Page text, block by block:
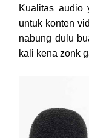
Kualitas audio
untuk konten
nabung dulu
kali kena zonk